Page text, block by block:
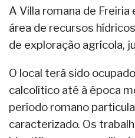
A Villa romana de
área de recursos
de exploração agrícola,
O local terá sido
calcolítico até à época
período romano
caracterizado. Os